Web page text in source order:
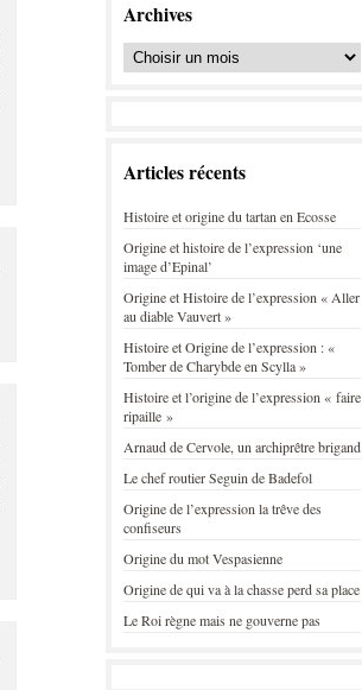
Archives
Articles récents
Histoire et origine du tartan en Ecosse
Origine et histoire de l’expression ‘une
image d’Epinal’
Origine et Histoire de l’expression « Aller
au diable Vauvert »
Histoire et Origine de l’expression : «
Tomber de Charybde en Scylla »
Histoire et l’origine de l’expression « faire
ripaille »
Arnaud de Cervole, un archiprêtre brigand
Le chef routier Seguin de Badefol
Origine de l’expression la trêve des
confiseurs
Origine du mot Vespasienne
Origine de qui va à la chasse perd sa place
Le Roi règne mais ne gouverne pas